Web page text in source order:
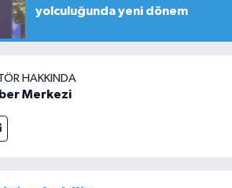
yolculuğunda yeni dönem
HAKKINDA
Merkezi